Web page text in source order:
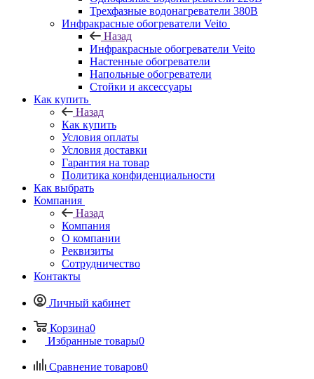
Трехфазные водонагреватели 380В
Инфракрасные обогреватели Veito
Назад
Инфракрасные обогреватели Veito
Настенные обогреватели
Напольные обогреватели
Стойки и аксессуары
Как купить
Назад
Как купить
Условия оплаты
Условия доставки
Гарантия на товар
Политика конфиденциальности
Как выбрать
Компания
Назад
Компания
О компании
Реквизиты
Сотрудничество
Контакты
Личный кабинет
Корзина0
Избранные товары0
Сравнение товаров0